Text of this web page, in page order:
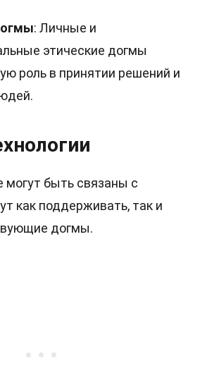
: Личные и
этические догмы
роль в принятии решений и
могут быть связаны с
как поддерживать, так и
догмы.